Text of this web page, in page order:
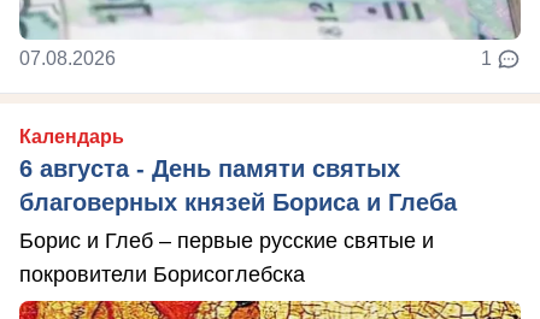
07.08.2026 1
Календарь
6 августа - День памяти святых
благоверных князей Бориса и Глеба
Борис и Глеб – первые русские святые и
покровители Борисоглебска